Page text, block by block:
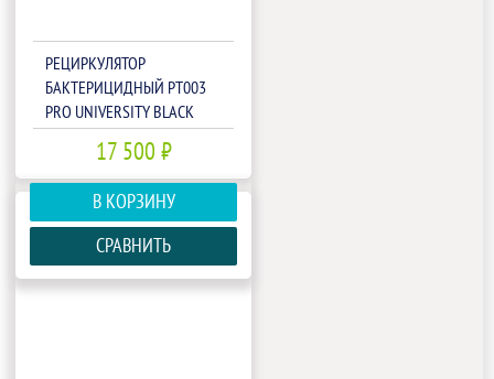
РЕЦИРКУЛЯТОР
БАКТЕРИЦИДНЫЙ РТ003
PRO UNIVERSITY BLACK
17 500 ₽
В КОРЗИНУ
СРАВНИТЬ